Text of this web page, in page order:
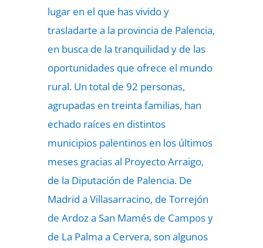
lugar en el que has vivido y
trasladarte a la provincia de Palencia,
en busca de la tranquilidad y de las
oportunidades que ofrece el mundo
rural. Un total de 92 personas,
agrupadas en treinta familias, han
echado raíces en distintos
municipios palentinos en los últimos
meses gracias al Proyecto Arraigo,
de la Diputación de Palencia. De
Madrid a Villasarracino, de Torrejón
de Ardoz a San Mamés de Campos y
de La Palma a Cervera, son algunos